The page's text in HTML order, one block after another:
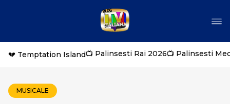
💔 Temptation Island📺 Palinsesti Rai 2026📺 Palinsesti
MUSICALE